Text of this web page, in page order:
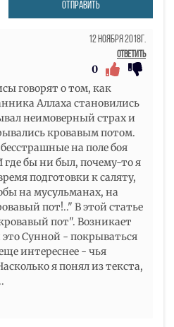
ОТПРАВИТЬ
12 Ноября 2018г.
Ответить
0
говорят о том, как
Аллаха становились
неимоверный страх и
кровавым потом.
на поле боя
бы ни был, почему-то я
подготовки к саляту,
на мусульманах, на
пот!.." В этой статье
пот". Возникает
это Сунной - покрываться
интереснее - чья
я понял из текста,